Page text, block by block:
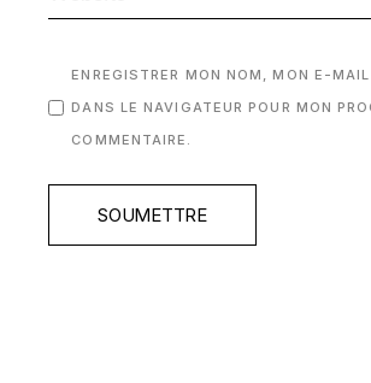
ENREGISTRER MON NOM, MON E-
DANS LE NAVIGATEUR POUR MON
COMMENTAIRE.
SOUMETTRE